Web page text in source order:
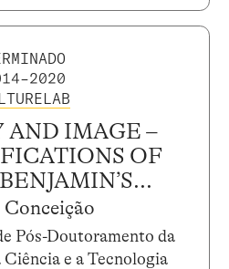
AND IMAGE –
OF
Pós-Doutoramento da
Ciência e a Tecnologia